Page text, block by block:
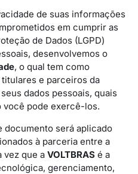
de suas informações
em cumprir as
de Dados (LGPD)
desenvolvemos o
, o qual tem como
e parceiros da
dados pessoais, quais
você pode exercê-los.
documento será aplicado
à parceria entre a
vez que a VOLTBRAS é a
gerenciamento,